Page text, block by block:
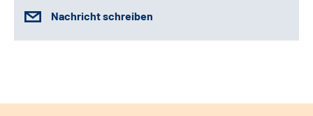
Nachricht schreiben